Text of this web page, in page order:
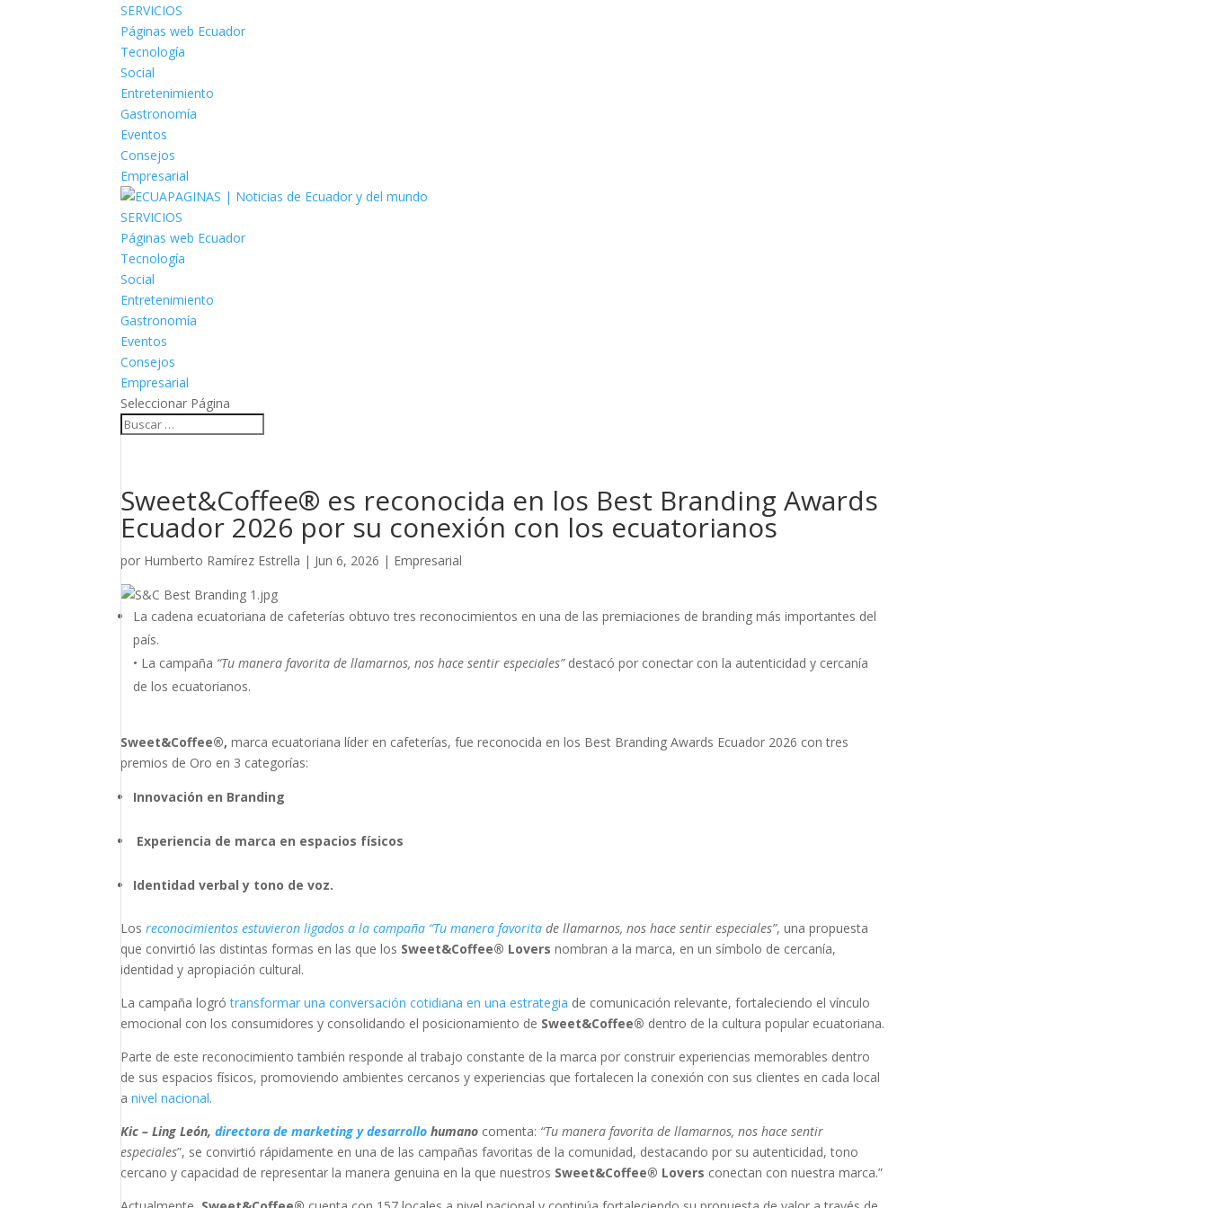
SERVICIOS
Páginas web Ecuador
Tecnología
Social
Entretenimiento
Gastronomía
Eventos
Consejos
Empresarial
SERVICIOS
Páginas web Ecuador
Tecnología
Social
Entretenimiento
Gastronomía
Eventos
Consejos
Empresarial
Seleccionar Página
Sweet&Coffee® es reconocida en los Best Branding Awards
Ecuador 2026 por su conexión con los ecuatorianos
por Humberto Ramírez Estrella | Jun 6, 2026 | Empresarial
La cadena ecuatoriana de cafeterías obtuvo tres reconocimientos en una de las premiaciones de branding más importantes del
país.
• La campaña “Tu manera favorita de llamarnos, nos hace sentir especiales” destacó por conectar con la autenticidad y cercanía
de los ecuatorianos.
Sweet&Coffee®, marca ecuatoriana líder en cafeterías, fue reconocida en los Best Branding Awards Ecuador 2026 con tres
premios de Oro en 3 categorías:
Innovación en Branding
Experiencia de marca en espacios físicos
Identidad verbal y tono de voz.
Losreconocimientos estuvieron ligados a la campaña “Tu manera favorita de llamarnos, nos hace sentir especiales”, una propuesta
que convirtió las distintas formas en las que los Sweet&Coffee® Lovers nombran a la marca, en un símbolo de cercanía,
identidad y apropiación cultural.
La campaña logrótransformar una conversación cotidiana en una estrategia de comunicación relevante, fortaleciendo el vínculo
emocional con los consumidores y consolidando el posicionamiento de Sweet&Coffee® dentro de la cultura popular ecuatoriana.
Parte de este reconocimiento también responde al trabajo constante de la marca por construir experiencias memorables dentro
de sus espacios físicos, promoviendo ambientes cercanos y experiencias que fortalecen la conexión con sus clientes en cada local
anivel nacional.
Kic – Ling León,directora de marketing y desarrollo humano comenta: “Tu manera favorita de llamarnos, nos hace sentir
especiales”, se convirtió rápidamente en una de las campañas favoritas de la comunidad, destacando por su autenticidad, tono
cercano y capacidad de representar la manera genuina en la que nuestros Sweet&Coffee® Lovers conectan con nuestra marca.”